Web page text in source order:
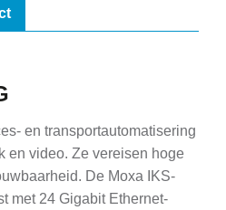
en transportautomatisering
en video. Ze vereisen hoge
De Moxa IKS-
met 24 Gigabit Ethernet-